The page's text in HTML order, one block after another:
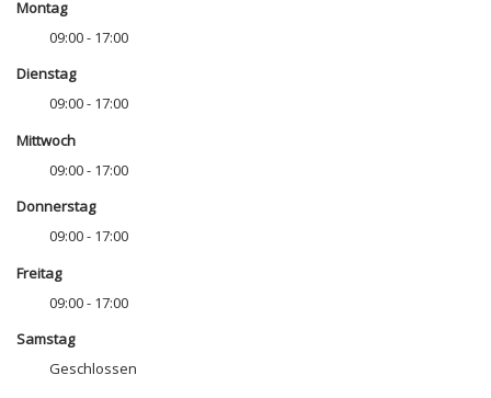
Montag
09:00 - 17:00
Dienstag
09:00 - 17:00
Mittwoch
09:00 - 17:00
Donnerstag
09:00 - 17:00
Freitag
09:00 - 17:00
Samstag
Geschlossen